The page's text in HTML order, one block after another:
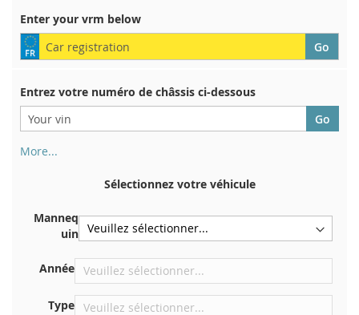
D’ENVIE
Enter your vrm below
Entrez votre numéro de châssis ci-dessous
More...
d'immatriculation. Et aussi dans la voiture
Centrer contre la cloison sous le capot
Directement dans le compartiment moteur
Près du pare-brise, sur le tableau de bord
Dans le montant de porte arrière droit
Sélectionnez votre véhicule
Manneq
uin
Année
Type